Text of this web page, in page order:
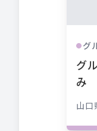
● グ
グ
み
山口